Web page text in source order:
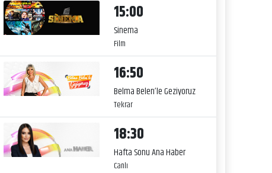
15:00
Sinema
Film
16:50
Belma Belen’le Geziyoruz
Tekrar
18:30
Hafta Sonu Ana Haber
Canlı